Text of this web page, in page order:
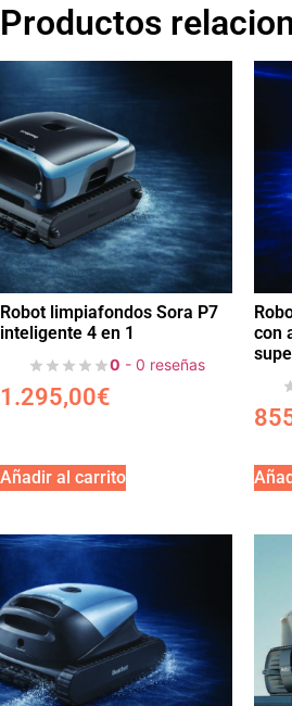
Productos
Robot limpiafondos Sora P7
inteligente 4 en 1
0 - 0 reseñas
1.295,00€
Añadir al carrito
con